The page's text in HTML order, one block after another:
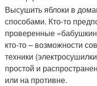
Высушить яблоки в
способами. Кто-то
проверенные
кто-то – возможности
техники
простой и
или на противне.